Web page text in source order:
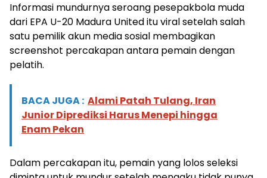
Informasi mundurnya seroang pesepakbola muda
dari EPA U-20 Madura United itu viral setelah salah
satu pemilik akun media sosial membagikan
screenshot percakapan antara pemain dengan
pelatih.
BACA JUGA : Alami Patah Tulang, Iran
Junior Diprediksi Harus Menepi hingga
Enam Pekan
Dalam percakapan itu, pemain yang lolos seleksi